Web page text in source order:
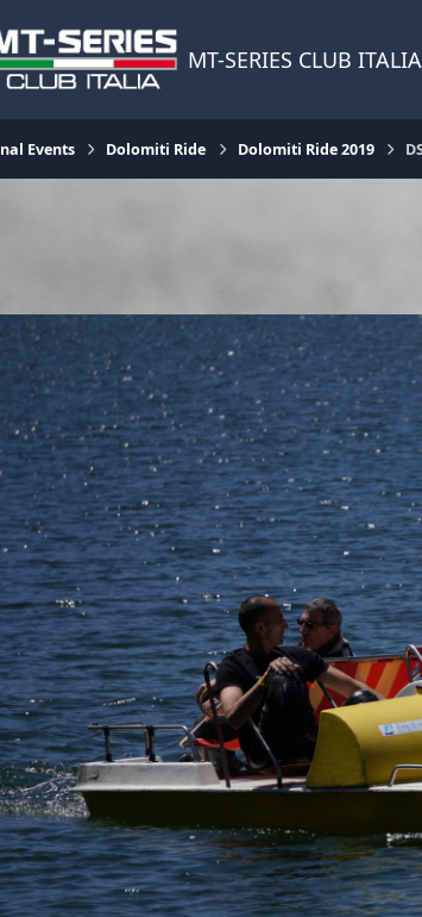
MT-SERIES CLUB
Events Dolomiti Ride Dolomiti Ride 2019